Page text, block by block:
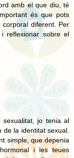
amb el que diu, té
és que pots
diferent. Per
reflexionar sobre el
sexualitat, jo tenia al
la identitat sexual.
simple, que depenia
i les teues